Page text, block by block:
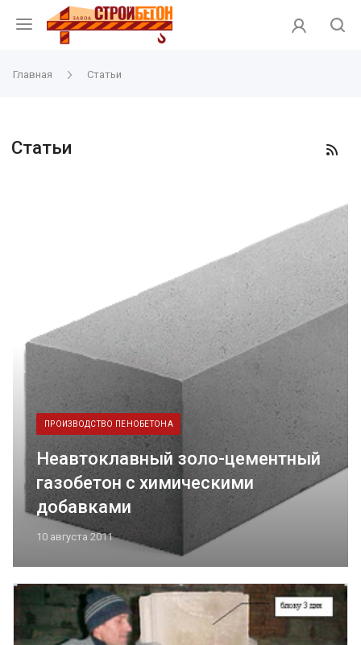
Главная Статьи
Статьи
ПРОИЗВОДСТВО ПЕНОБЕТОНА
Неавтоклавный золо-цементный
газобетон с химическими
добавками
10 августа 2011